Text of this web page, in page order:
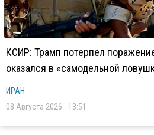
КСИР: Трамп потерпел
оказался в «самодельной
ИРАН
08 Августа 2026 - 13:51